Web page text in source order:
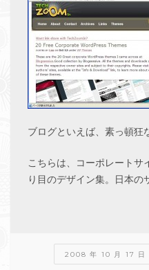
ブログといえば、素っ頓狂
こちらは、コーポレートサ
り目のデザイン集。日本の
2008 年 10 月 17 日